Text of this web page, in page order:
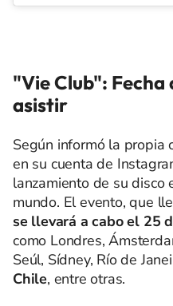
"Vie Club": Fecha
asistir
Según informó la propia
en su cuenta de
lanzamiento de su
mundo. El evento, que
se llevará a cabo el 25
como Londres,
Seúl, Sídney, Río de
Chile, entre otras.